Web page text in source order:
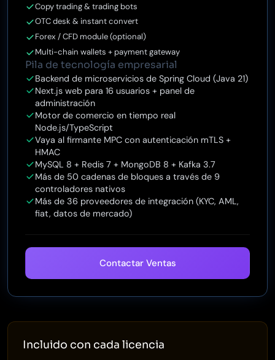
Copy trading & trading bots
OTC desk & instant convert
Forex / CFD module (optional)
Multi-chain wallets + payment gateway
Pila de tecnología empresarial
Backend de microservicios de Spring Cloud (Java 21)
Next.js web para 16 usuarios + panel de
administración
Motor de comercio en tiempo real
Node.js/TypeScript
Vaya al firmante MPC con autenticación mTLS +
HMAC
MySQL 8 + Redis 7 + MongoDB 8 + Kafka 3.7
Más de 50 cadenas de bloques a través de 9
controladores nativos
Más de 36 proveedores de integración (KYC, AML,
fiat, datos de mercado)
Contactar Ventas
Incluido con cada licencia